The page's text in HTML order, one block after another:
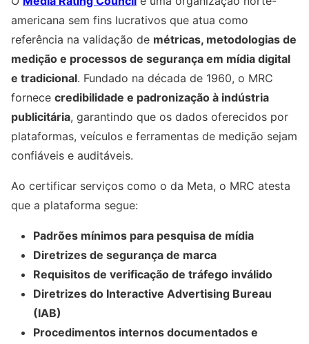
americana sem fins lucrativos que atua como
referência na validação de métricas, metodologias de
medição e processos de segurança em mídia digital
e tradicional. Fundado na década de 1960, o MRC
fornece credibilidade e padronização à indústria
publicitária, garantindo que os dados oferecidos por
plataformas, veículos e ferramentas de medição sejam
confiáveis e auditáveis.
Ao certificar serviços como o da Meta, o MRC atesta
que a plataforma segue:
Padrões mínimos para pesquisa de mídia
Diretrizes de segurança de marca
Requisitos de verificação de tráfego inválido
Diretrizes do Interactive Advertising Bureau
(IAB)
Procedimentos internos documentados e